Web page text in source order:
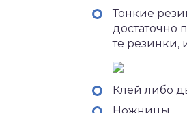
Тонкие
достаточно
те резинки,
Клей либо
Ножницы.